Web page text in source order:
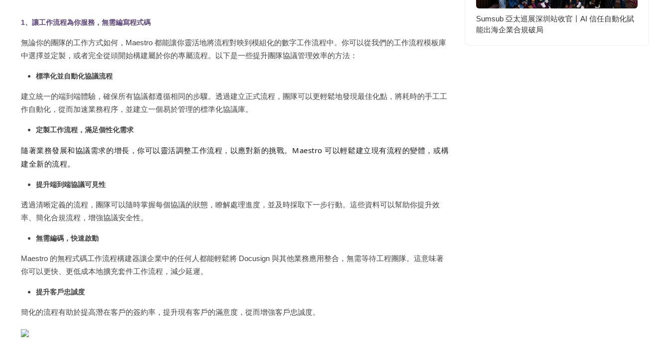
1、讓工作流程為你服務，無需編寫程式碼
無論你的團隊的工作方式如何，Maestro 都能讓你靈活地將流程對映到模組化的數字工作流程中。你可以從我們的工作流程模板庫
中選擇並定製，或者完全從頭開始構建屬於你的專屬流程。以下是一些提升團隊協議管理效率的方法：
標準化並自動化協議流程
建立統一的端到端體驗，確保所有協議都遵循相同的步驟。透過建立正式流程，團隊可以更輕鬆地發現最佳化點，將耗時的手工工
作自動化，從而加速業務程序，並建立一個易於管理的標準化協議庫。
定製工作流程，滿足個性化需求
隨著業務發展和協議需求的增長，你可以靈活調整工作流程，以應對新的挑戰。Maestro 可以輕鬆建立現有流程的變體，或構
建全新的流程。
提升端到端協議可見性
透過清晰定義的流程，團隊可以隨時掌握每個協議的狀態，瞭解處理進度，並及時採取下一步行動。這些資料可以幫助你提升效
率、簡化合規流程，增強協議安全性。
無需編碼，快速啟動
Maestro 的無程式碼工作流程構建器讓企業中的任何人都能輕鬆將 Docusign 與其他業務應用整合，無需等待工程團隊。這意味著
你可以更快、更低成本地擴充套件工作流程，減少延遲。
提升客戶忠誠度
簡化的流程有助於提高潛在客戶的簽約率，提升現有客戶的滿意度，從而增強客戶忠誠度。
Sumsub 亞太巡展深圳站收官丨AI 信任自動化賦
能出海企業合規破局